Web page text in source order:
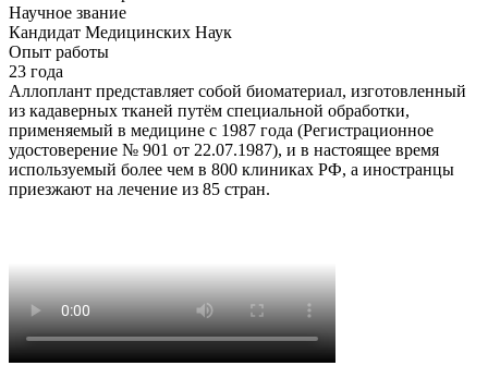
Научное звание
Кандидат Медицинских Наук
Опыт работы
23 года
Аллоплант представляет собой биоматериал, изготовленный
из кадаверных тканей путём специальной обработки,
применяемый в медицине с 1987 года (Регистрационное
удостоверение № 901 от 22.07.1987), и в настоящее время
используемый более чем в 800 клиниках РФ, а иностранцы
приезжают на лечение из 85 стран.